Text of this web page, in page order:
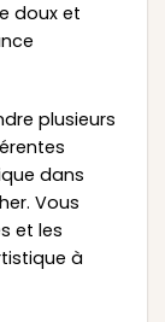
doux et
plusieurs
dans
Vous
et les
à